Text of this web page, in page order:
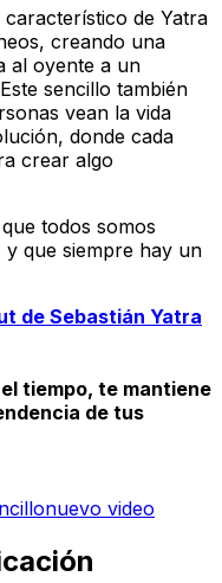
de Yatra
creando una
al oyente a un
sencillo también
vean la vida
donde cada
crear algo
todos somos
y que siempre hay un
de Sebastián Yatra
tiempo, te mantiene
de tus
nuevo video